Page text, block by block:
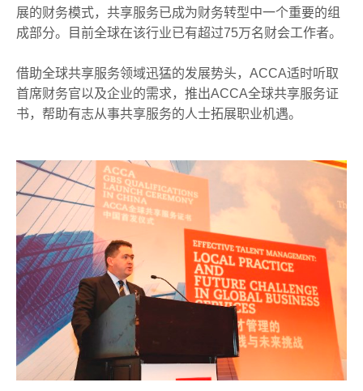
展的财务模式，共享服务已成为财务转型中一个重要的组
成部分。目前全球在该行业已有超过75万名财会工作者。
借助全球共享服务领域迅猛的发展势头，ACCA适时听取
首席财务官以及企业的需求，推出ACCA全球共享服务证
书，帮助有志从事共享服务的人士拓展职业机遇。